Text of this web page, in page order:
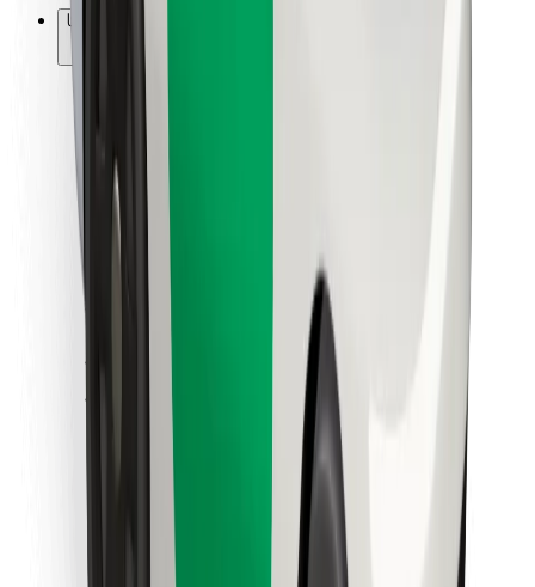
სხვა
წესები და პირობები
Cookies
უსაფრთხოება
მიიღე მომსახურება რამდენიმე წუთში!
გადმოწერე Bolt
იპოვე შენი საყვარელი კერძები!
გადმოწერე Bolt Food